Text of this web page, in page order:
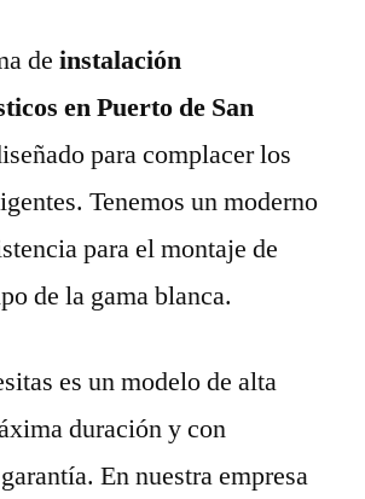
de instalación
en Puerto de San
para complacer los
Tenemos un moderno
para el montaje de
de la gama blanca.
es un modelo de alta
duración y con
En nuestra empresa